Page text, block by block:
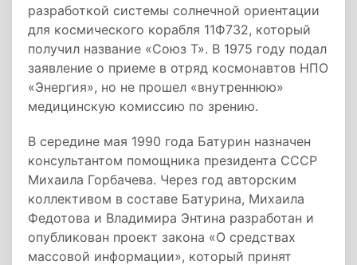
разработкой системы солнечной ориентации
для космического корабля 11Ф732, который
получил название «Союз Т». В 1975 году подал
заявление о приеме в отряд космонавтов НПО
«Энергия», но не прошел «внутреннюю»
медицинскую комиссию по зрению.
В середине мая 1990 года Батурин назначен
консультантом помощника президента СССР
Михаила Горбачева. Через год авторским
коллективом в составе Батурина, Михаила
Федотова и Владимира Энтина разработан и
опубликован проект закона «О средствах
массовой информации», который принят